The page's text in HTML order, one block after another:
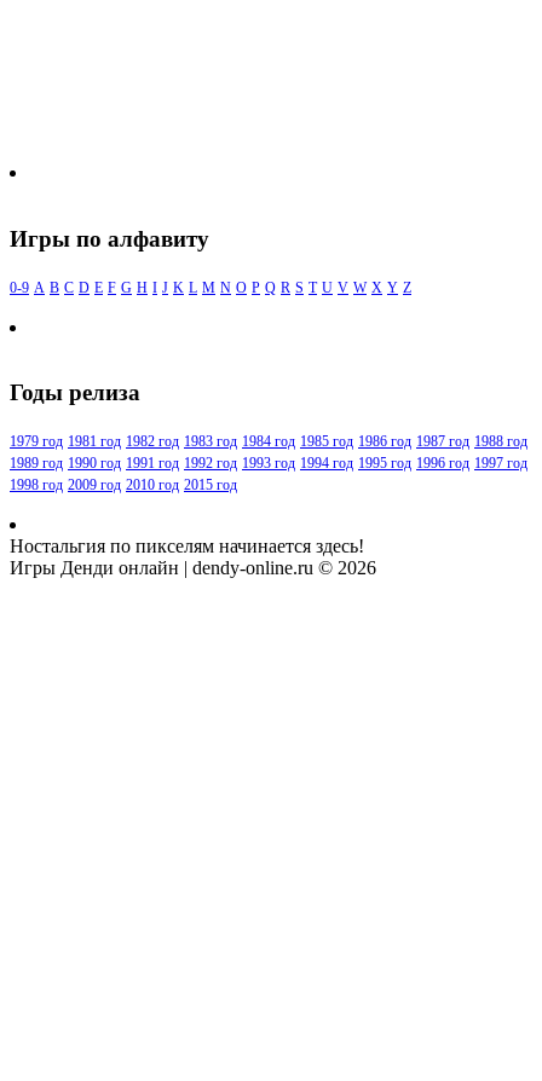
Игры по алфавиту
0-9 A B C D E F G H I J K L M N O P Q R S T U V W X Y Z
Годы релиза
1979 год 1981 год 1982 год 1983 год 1984 год 1985 год 1986 год 1987 год 1988 год
1989 год 1990 год 1991 год 1992 год 1993 год 1994 год 1995 год 1996 год 1997 год
1998 год 2009 год 2010 год 2015 год
Ностальгия по пикселям начинается здесь!
Игры Денди онлайн | dendy-online.ru © 2026